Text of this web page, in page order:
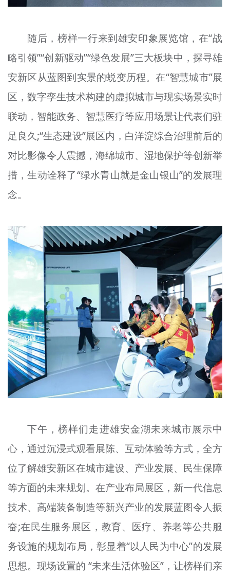
随后，榜样一行来到雄安印象展览馆，在“战
略引领”“创新驱动”“绿色发展”三大板块中，探寻雄
安新区从蓝图到实景的蜕变历程。在“智慧城市”展
区，数字孪生技术构建的虚拟城市与现实场景实时
联动，智能政务、智慧医疗等应用场景让代表们驻
足良久;“生态建设”展区内，白洋淀综合治理前后的
对比影像令人震撼，海绵城市、湿地保护等创新举
措，生动诠释了“绿水青山就是金山银山”的发展理
念。
下午，榜样们走进雄安金湖未来城市展示中
心，通过沉浸式观看展陈、互动体验等方式，全方
位了解雄安新区在城市建设、产业发展、民生保障
等方面的未来规划。在产业布局展区，新一代信息
技术、高端装备制造等新兴产业的发展蓝图令人振
奋;在民生服务展区，教育、医疗、养老等公共服
务设施的规划布局，彰显着“以人民为中心”的发展
思想。现场设置的 “未来生活体验区”，让榜样们亲